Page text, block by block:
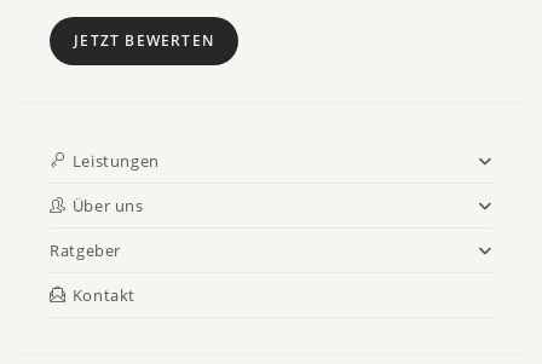
JETZT BEWERTEN
Leistungen
Über uns
Ratgeber
Kontakt